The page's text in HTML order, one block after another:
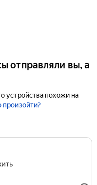
отправляли вы, а
устройства похожи на
произойти?